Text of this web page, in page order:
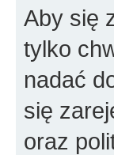
Aby się
tylko
nadać
się
oraz